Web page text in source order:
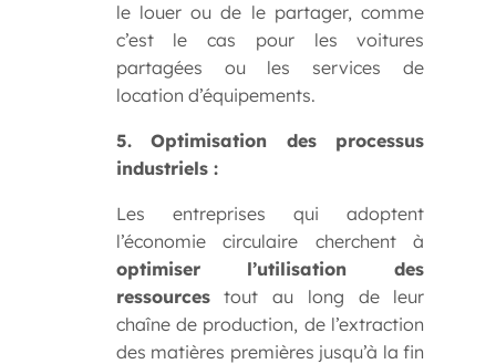
le louer ou de le partager, comme
c’est le cas pour les voitures
partagées ou les services de
location d’équipements.
5. Optimisation des processus
industriels :
Les entreprises qui adoptent
l’économie circulaire cherchent à
optimiser l’utilisation des
ressourcestout au long de leur
chaîne de production, de l’extraction
des matières premières jusqu’à la fin